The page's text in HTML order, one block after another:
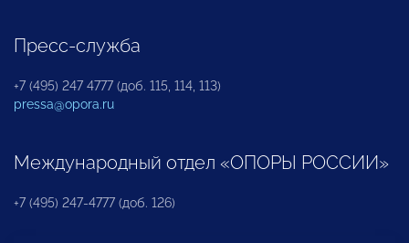
Пресс-служба
+7 (495) 247 4777 (доб. 115, 114, 113)
pressa@opora.ru
Международный отдел «ОПОРЫ РОССИИ»
+7 (495) 247-4777 (доб. 126)